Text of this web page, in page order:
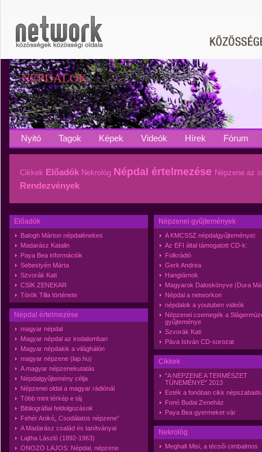
NÉPDALOK
Nyitó Tagok Képek Videók Hírek Fórum
Cikkek Előadók Nekrológ Népdal értelmezése Népzene az
Rendezvények
Előadók
Balogh Márton népdalénekes
Madarász Katalin
Paya Bea információk
Sebestyén Márta
Szvorák Kati
CSÍK ZENEKAR
Török Tilla története
Népdal értelmezése
magyar népdal
Magyar népdal az irodalomban
Magyar népdalok a világhálón
magyar népzene (lap.hu)
A magyar népzenekutatás
Népdalgyűjtemény célja
Népzenei oldal a magyar rádiónál
Több mint térkép e táj
Bibliográfiai feldolgozások
Fehér Anikó„ Csodálatos népzene”
A Madarász család és tanítványai
Lajtha László (1892-1963)
ÓNOZÓ LAJOS: Népdal, népzene
Népzenei gyűjtemények
A KMCSSZ népdalgyűjteményei:
Az EFI által támogatott CD-k:
Folkrádió
Gerk Andrea
Hangtárnok
Magyarok Daloskönyve (Dura
Népdal a networkon
népdalok a youtuben videók
Népzenei csemegék a
gyűjteménye
Szvorák Kati
Páva István CD-sorozat
Cikkek
"A NÉPZENE A TERMÉSZET
TÜNEMÉNYE" 2013
Esték a fonóban cikk
Fonó Budai Zeneház
Paya Bea gyermeket vár
Nekrológ
Meghalt Misi, a técsői cimbalmos